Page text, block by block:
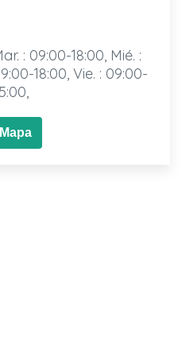
: 09:00-18:00, Mié. :
18:00, Vie. : 09:00-